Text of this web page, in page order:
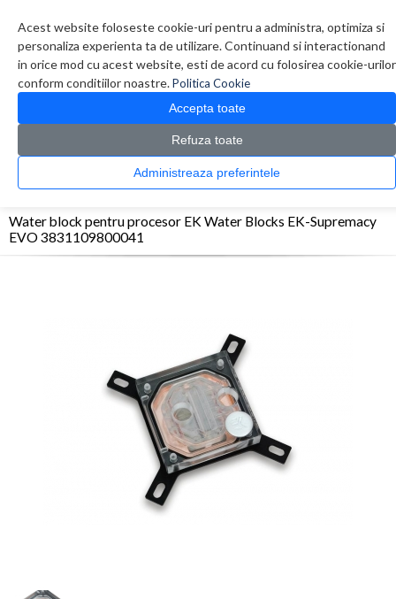
Acest website foloseste cookie-uri pentru a administra, optimiza si
personaliza experienta ta de utilizare. Continuand si interactionand
in orice mod cu acest website, esti de acord cu folosirea cookie-urilor
conform conditiilor noastre.Politica Cookie
Accepta toate
Refuza toate
Administreaza preferintele
0 produs(e)
CATALOG PRODUSE
Componente PC > Coolere procesor > Water block pentru procesor EK
Water block pentru procesor EK Water Blocks EK-Supremacy
EVO 3831109800041